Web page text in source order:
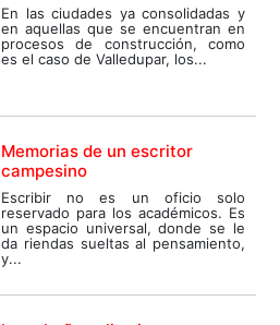
En las ciudades ya consolidadas y
en aquellas que se encuentran en
procesos de construcción, como
es el caso de Valledupar, los...
Memorias de un escritor
campesino
Escribir no es un oficio solo
reservado para los académicos. Es
un espacio universal, donde se le
da riendas sueltas al pensamiento,
y...